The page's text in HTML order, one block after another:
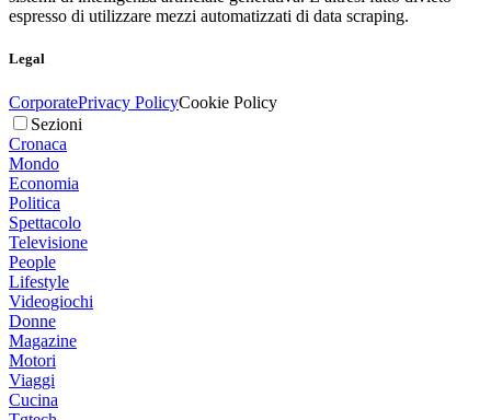
espresso di utilizzare mezzi automatizzati di data scraping.
Legal
CorporatePrivacy PolicyCookie Policy
Sezioni
Cronaca
Mondo
Economia
Politica
Spettacolo
Televisione
People
Lifestyle
Videogiochi
Donne
Magazine
Motori
Viaggi
Cucina